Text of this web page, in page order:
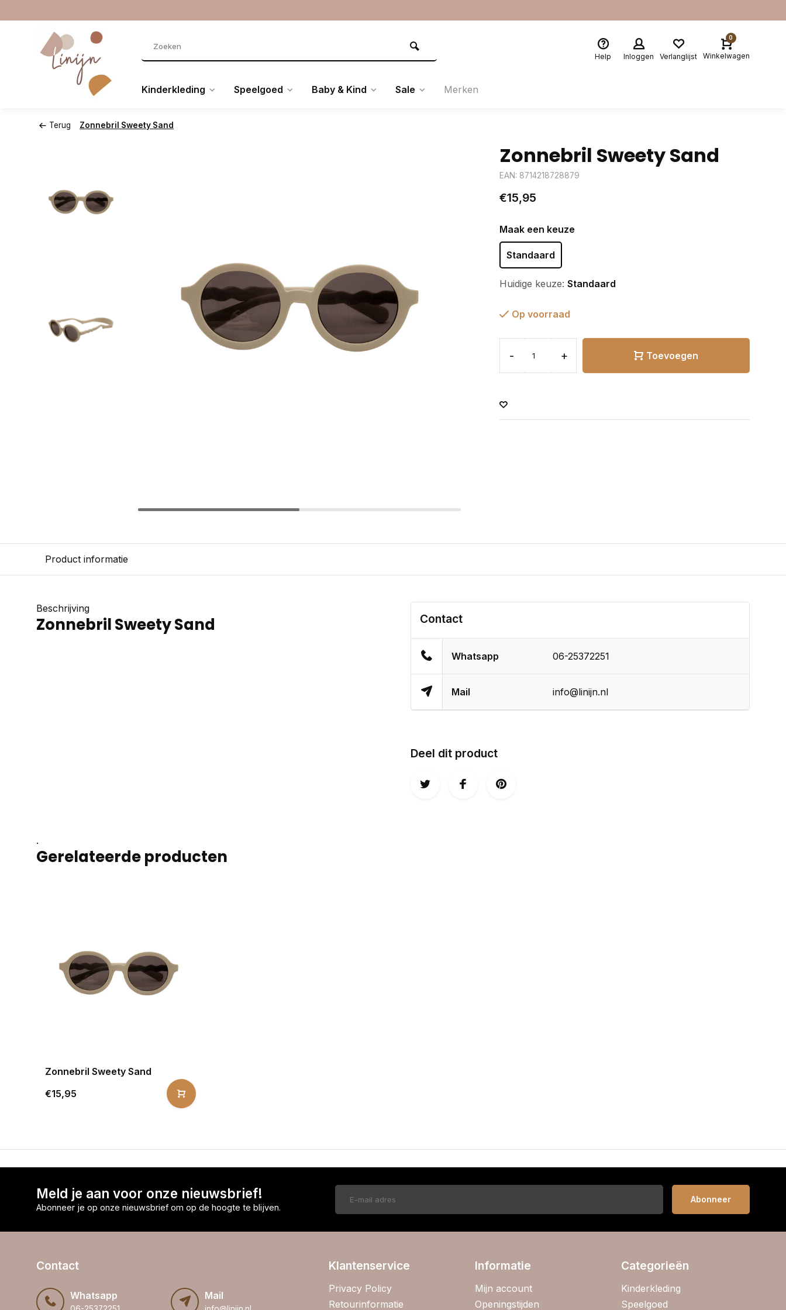
Help Inloggen Verlanglijst
0
Winkelwagen
Kinderkleding Speelgoed Baby & Kind Sale Merken
Terug Zonnebril Sweety Sand
Zonnebril Sweety Sand
EAN: 8714218728879
€15,95
Maak een keuze
Standaard
Huidige keuze: Standaard
Op voorraad
- + Toevoegen
Product informatie
Beschrijving
Zonnebril Sweety Sand Contact
Whatsapp 06-25372251
Mail info@linijn.nl
Deel dit product
.
Gerelateerde producten
Zonnebril Sweety Sand
€15,95
Meld je aan voor onze nieuwsbrief!
Abonneer je op onze nieuwsbrief om op de hoogte te blijven.
Abonneer
Contact
Whatsapp Mail
Klantenservice
Privacy Policy
Retourinformatie
Informatie
Mijn account
Openingstijden
Categorieën
Kinderkleding
Speelgoed